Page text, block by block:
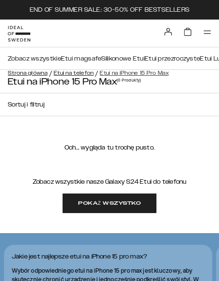
END OF SUMMER SALE: 30-50% OFF BESTSELLERS
Strona główna / Etui na telefon / Etui na iPhone 15 Pro Max
Zobacz wszystkieEtui magsafeSilikonowe EtuiEtui przezroczysteEtui
Etui na iPhone 15 Pro Max(0Produkty)
Sortuj i filtruj
Och... wygląda tu trochę pusto.
Zobacz wszystkie nasze Galaxy S24 Etui do telefonu
POKAŻ WSZYSTKO
Jakie jest najlepsze etui na iPhone 15 pro max?
Wybór odpowiedniego etui na iPhone 15 pro max jest kluczowy, aby
skutecznie chronić urządzenie i jednocześnie podkreślić swój styl. W